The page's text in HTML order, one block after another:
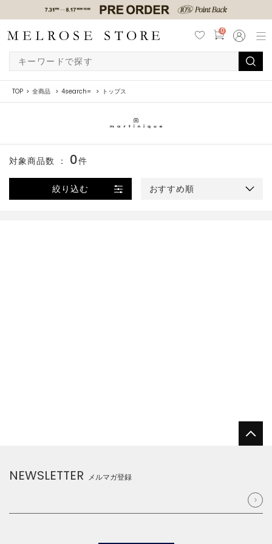
0
TOP 全商品 4search= トップス
絞り込む おすすめ順
対象商品数 ： 0件
NEWSLETTER メルマガ登録